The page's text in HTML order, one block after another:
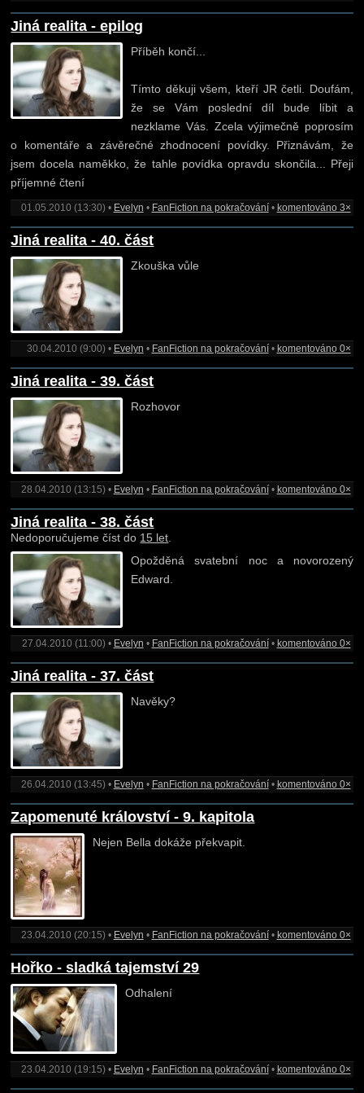
Jiná realita - epilog
Příběh končí...
Tímto děkuji všem, kteří JR četli. Doufám,
že se Vám poslední díl bude líbit a
nezklame Vás. Zcela výjimečně poprosím
o komentáře a závěrečné zhodnocení povídky. Přiznávám, že
jsem docela naměkko, že tahle povídka opravdu skončila... Přeji
příjemné čtení
01.05.2010 (13:30) • Evelyn • FanFiction na pokračování• komentováno 3×
Jiná realita - 40. část
Zkouška vůle
30.04.2010 (9:00) • Evelyn • FanFiction na pokračování• komentováno 0×
Jiná realita - 39. část
Rozhovor
28.04.2010 (13:15) • Evelyn • FanFiction na pokračování• komentováno 0×
Jiná realita - 38. část
Nedoporučujeme číst do 15 let
Opožděná svatební noc a novorozený
Edward.
27.04.2010 (11:00) • Evelyn • FanFiction na pokračování• komentováno 0×
Jiná realita - 37. část
Navěky?
26.04.2010 (13:45) • Evelyn • FanFiction na pokračování• komentováno 0×
Zapomenuté království - 9. kapitola
Nejen Bella dokáže překvapit.
23.04.2010 (20:15) • Evelyn • FanFiction na pokračování• komentováno 0×
Hořko - sladká tajemství 29
Odhalení
23.04.2010 (19:15) • Evelyn • FanFiction na pokračování• komentováno 0×